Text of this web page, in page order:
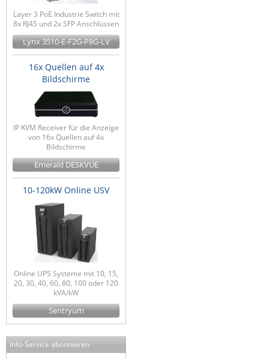
Layer 3 PoE Industrie Switch mit
8x RJ45 und 2x SFP Anschlüssen
Lynx 3510-E-F2G-P8G-LV
16x Quellen auf 4x
Bildschirme
IP KVM Receiver für die Anzeige
von 16x Quellen auf 4x
Bildschirme
Emerald DESKVUE
10-120kW Online USV
Online UPS Systeme mit 10, 15,
20, 30, 40, 60, 80, 100 oder 120
kVA/kW
Sentryum
Info-Service abonnieren